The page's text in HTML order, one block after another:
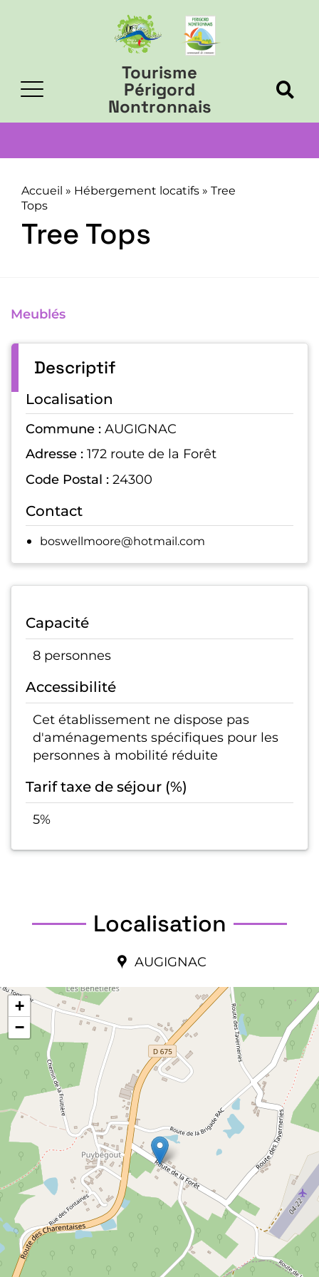
Tourisme
Périgord
Nontronnais
Accueil » Hébergement locatifs » Tree
Tops
Tree Tops
Meublés
Descriptif
Localisation
Commune : AUGIGNAC
Adresse : 172 route de la Forêt
Code Postal : 24300
Contact
boswellmoore@hotmail.com
Capacité
8 personnes
Accessibilité
Cet établissement ne dispose pas
d'aménagements spécifiques pour les
personnes à mobilité réduite
Tarif taxe de séjour (%)
5%
Localisation
AUGIGNAC
+
−